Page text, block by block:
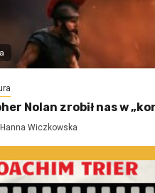
Nolan zrobił nas w
Hanna Wiczkowska